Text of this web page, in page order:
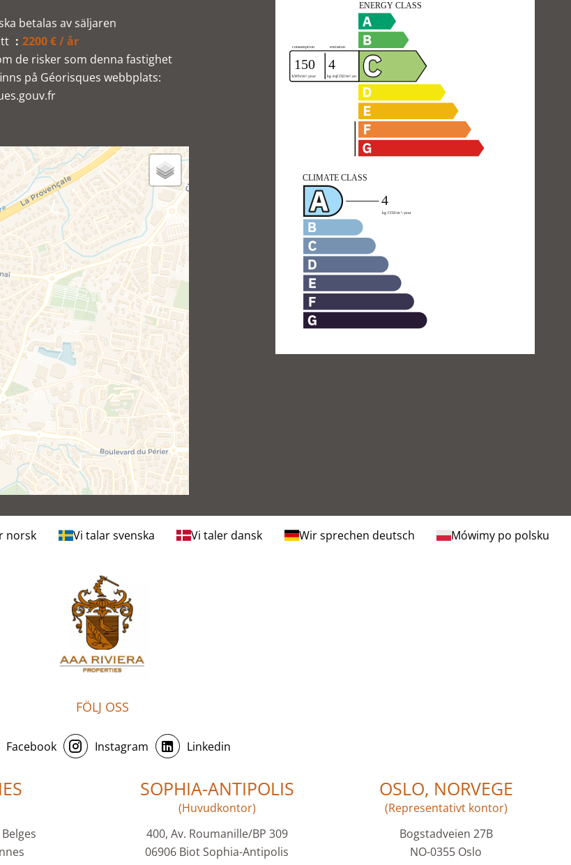
betalas av säljaren
2200 € / år
de risker som denna fastighet
på Géorisques webbplats:
norsk Vi talar svenska Vi taler dansk Wir sprechen deutsch Mówimy po polsku
FÖLJ OSS
Facebook Instagram Linkedin
SOPHIA-ANTIPOLIS
(Huvudkontor)
400, Av. Roumanille/BP 309
06906 Biot Sophia-Antipolis
OSLO, NORVEGE
(Representativt kontor)
Bogstadveien 27B
NO-0355 Oslo